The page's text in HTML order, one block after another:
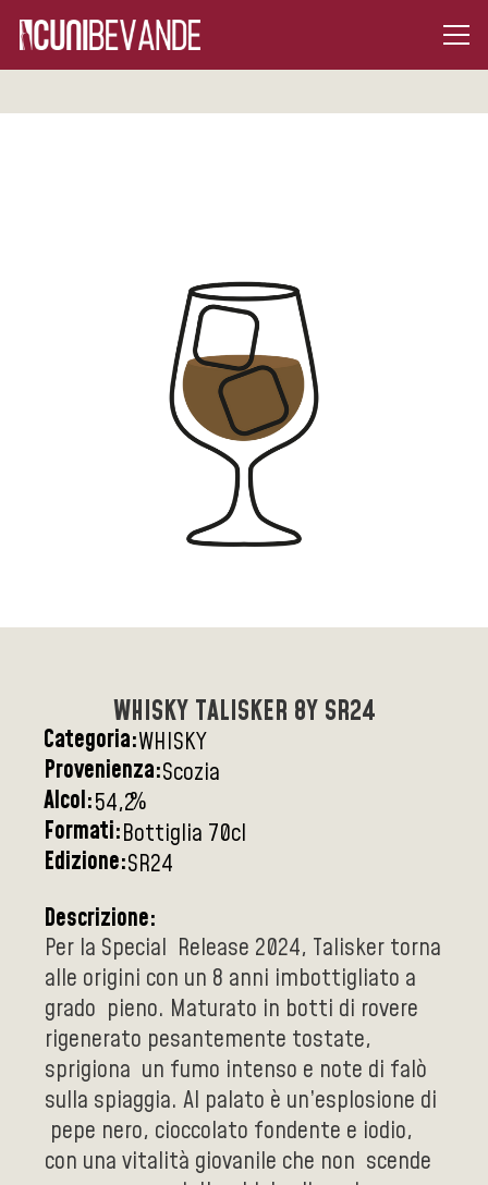
WHISKY TALISKER 8Y SR24
Categoria:WHISKY
Provenienza:Scozia
Alcol:54,2%
Formati:Bottiglia 70cl
Edizione:SR24
Descrizione:
Per la Special Release 2024, Talisker torna
alle origini con un 8 anni imbottigliato a
grado pieno. Maturato in botti di rovere
rigenerato pesantemente tostate,
sprigiona un fumo intenso e note di falò
sulla spiaggia. Al palato è un’esplosione di
pepe nero, cioccolato fondente e iodio,
con una vitalità giovanile che non scende